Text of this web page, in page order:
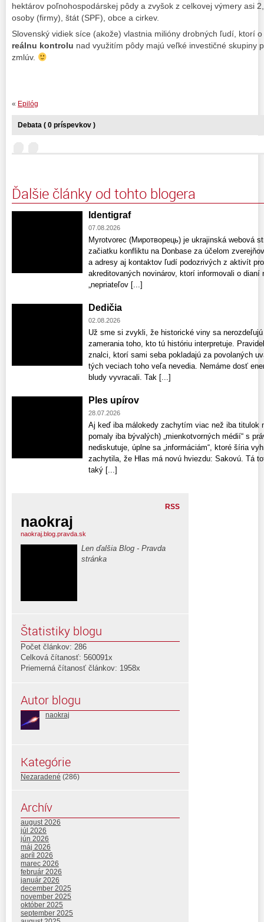
hektárov poľnohospodárskej pôdy a zvyšok z celkovej výmery asi
osoby (firmy), štát (SPF), obce a cirkev.
Slovenský vidiek síce (akože) vlastnia milióny drobných ľudí, ktorí
reálnu kontrolu nad využitím pôdy majú veľké investičné skupiny
zmlúv.
« Epilóg
Debata ( 0 príspevkov )
Ďalšie články od tohto blogera
Identigraf
07.08.2026
Myrotvorec (Миротворець) je ukrajinská webová
začiatku konfliktu na Donbase za účelom
a adresy aj kontaktov ľudí podozrivých z aktivít
akreditovaných novinárov, ktorí informovali o dianí
„nepriateľov [...]
Dedičia
02.08.2026
Už sme si zvykli, že historické viny sa
zamerania toho, kto tú históriu interpretuje.
znalci, ktorí sami seba pokladajú za povolaných
tých veciach toho veľa nevedia. Nemáme dosť
bludy vyvracali. Tak [...]
Ples upírov
28.07.2026
Aj keď iba málokedy zachytím viac než iba titulok
pomaly iba bývalých) „mienkotvorných médií“ s
nediskutuje, úplne sa „informáciám“, ktoré šíria
zachytila, že Hlas má novú hviezdu: Sakovú. Tá
taký [...]
RSS
naokraj
naokraj.blog.pravda.sk
Len ďalšia Blog - Pravda
stránka
Štatistiky blogu
Počet článkov: 286
Celková čítanosť: 560091x
Priemerná čítanosť článkov: 1958x
Autor blogu
naokraj
Kategórie
Nezaradené (286)
Archív
august 2026
júl 2026
jún 2026
máj 2026
apríl 2026
marec 2026
február 2026
január 2026
december 2025
november 2025
október 2025
september 2025